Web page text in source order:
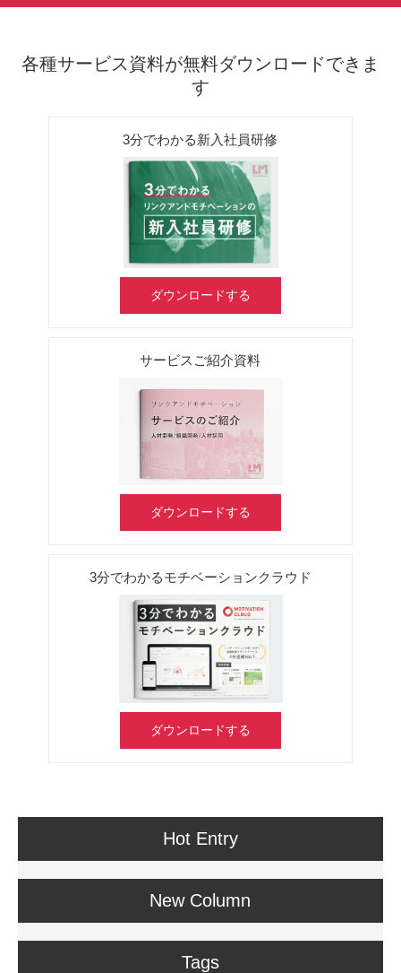
各種サービス資料が無料ダウンロードできま
す
3分でわかる新入社員研修
ダウンロードする
サービスご紹介資料
ダウンロードする
3分でわかるモチベーションクラウド
ダウンロードする
Hot Entry
New Column
Tags